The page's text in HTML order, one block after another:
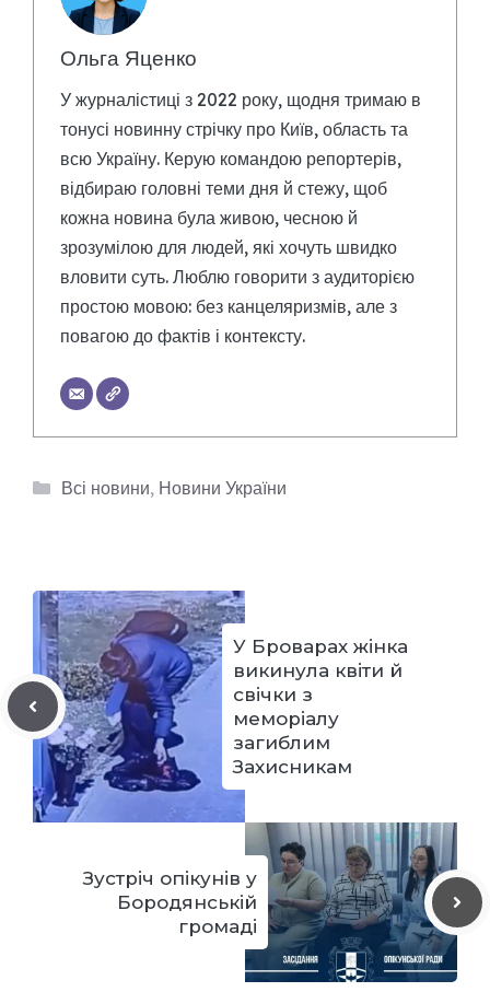
Ольга Яценко
У журналістиці з 2022 року, щодня тримаю в
тонусі новинну стрічку про Київ, область та
всю Україну. Керую командою репортерів,
відбираю головні теми дня й стежу, щоб
кожна новина була живою, чесною й
зрозумілою для людей, які хочуть швидко
вловити суть. Люблю говорити з аудиторією
простою мовою: без канцеляризмів, але з
повагою до фактів і контексту.
Категорії
Всі новини, Новини України
У Броварах жінка
викинула квіти й
свічки з
меморіалу
загиблим
Захисникам
Зустріч опікунів у
Бородянській
громаді